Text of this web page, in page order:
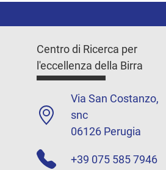
Centro di Ricerca per
l'eccellenza della Birra
Via San Costanzo,
snc
06126 Perugia
+39 075 585 7946